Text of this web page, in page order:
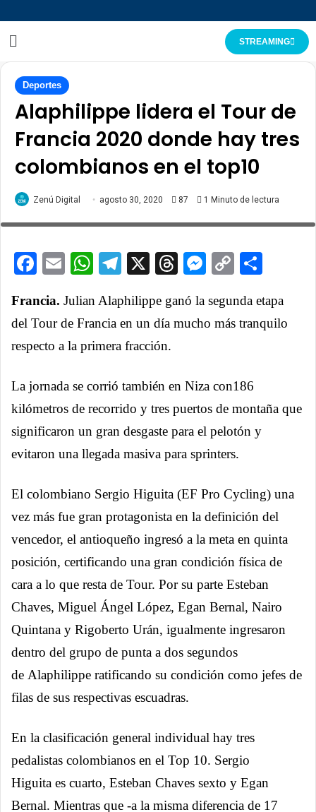
STREAMING
Deportes
Alaphilippe lidera el Tour de
Francia 2020 donde hay tres
colombianos en el top10
Zenú Digital agosto 30, 2020 87 1 Minuto de lectura
Tour de France 2020 - 107th Edition - 2nd stage Nice -
Nice 186 km - 30/08/2020 - Julian Alaphilippe (FRA -
Deceuninck - Quick Step) - photo Luca
Facebook
EmailWhatsApp
Telegram
X ThreadsCopy
Francia. Julian Alaphilippe ganó la segunda etapa
del Tour de Francia en un día mucho más tranquilo
respecto a la primera fracción.
La jornada se corrió también en Niza con186
kilómetros de recorrido y tres puertos de montaña que
significaron un gran desgaste para el pelotón y
evitaron una llegada masiva para sprinters.
El colombiano Sergio Higuita (EF Pro Cycling) una
vez más fue gran protagonista en la definición del
vencedor, el antioqueño ingresó a la meta en quinta
posición, certificando una gran condición física de
cara a lo que resta de Tour. Por su parte Esteban
Chaves, Miguel Ángel López, Egan Bernal, Nairo
Quintana y Rigoberto Urán, igualmente ingresaron
dentro del grupo de punta a dos segundos
de Alaphilippe ratificando su condición como jefes de
filas de sus respectivas escuadras.
En la clasificación general individual hay tres
pedalistas colombianos en el Top 10. Sergio
Higuita es cuarto, Esteban Chaves sexto y Egan
Bernal. Mientras que -a la misma diferencia de 17